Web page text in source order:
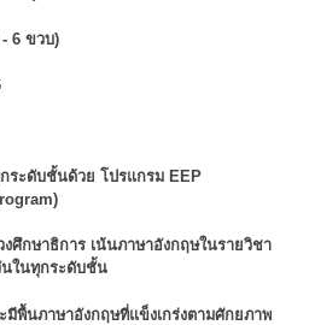
6 ขวบ)
ระดับชั้นด้วย โปรแกรม EEP
ศึกษาธิการ เน้นภาษาอังกฤษในรายวิชา
นในทุกระดับชั้น
พื้นภาษาอังกฤษที่แข็งเกร่งตามศักยภาพ